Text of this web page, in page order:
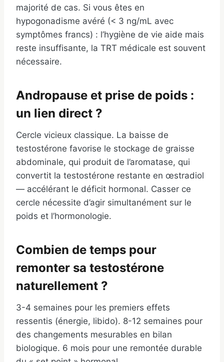
majorité de cas. Si vous êtes en
hypogonadisme avéré (< 3 ng/mL avec
symptômes francs) : l’hygiène de vie aide mais
reste insuffisante, la TRT médicale est souvent
nécessaire.
Andropause et prise de poids :
un lien direct ?
Cercle vicieux classique. La baisse de
testostérone favorise le stockage de graisse
abdominale, qui produit de l’aromatase, qui
convertit la testostérone restante en œstradiol
— accélérant le déficit hormonal. Casser ce
cercle nécessite d’agir simultanément sur le
poids et l’hormonologie.
Combien de temps pour
remonter sa testostérone
naturellement ?
3-4 semaines pour les premiers effets
ressentis (énergie, libido). 8-12 semaines pour
des changements mesurables en bilan
biologique. 6 mois pour une remontée durable